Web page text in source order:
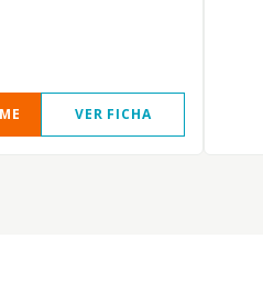
VER FICHA